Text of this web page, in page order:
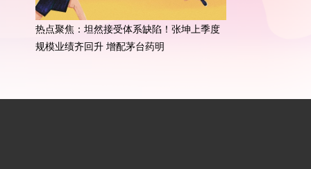
热点聚焦：坦然接受体系缺陷！张坤上季度
规模业绩齐回升 增配茅台药明